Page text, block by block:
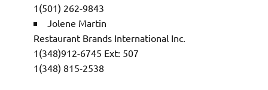
1(501) 262-9843
Jolene Martin
Restaurant Brands International Inc.
1(348)912-6745 Ext: 507
1(348) 815-2538